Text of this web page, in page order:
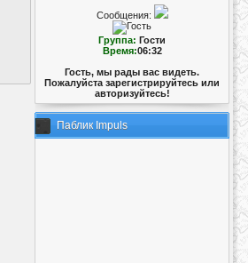
Сообщения:
Группа: Гости
Время:06:32
Гость, мы рады вас видеть.
Пожалуйста зарегистрируйтесь или
авторизуйтесь!
Паблик Impuls